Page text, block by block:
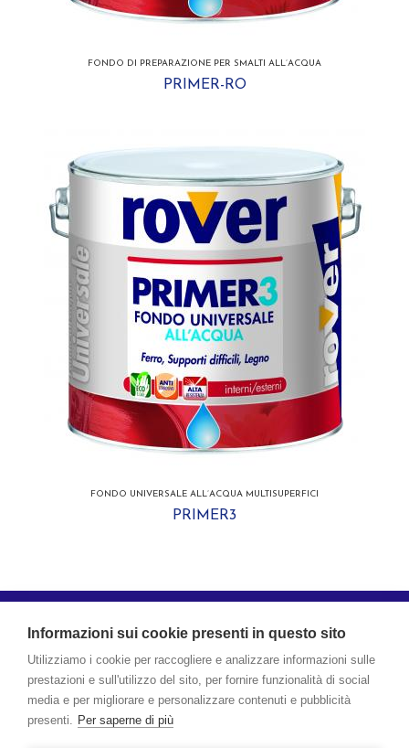
FONDO DI PREPARAZIONE PER SMALTI ALL’ACQUA
PRIMER-RO
FONDO UNIVERSALE ALL’ACQUA MULTISUPERFICI
PRIMER3
19 - 16121 Genova
INDUSTRIAL DO NORTE, S.A.
E-mail:sales.rover@boero.it - P.I. 00267120103
Informazioni sui cookie presenti in questo sito
Utilizziamo i cookie per raccogliere e analizzare informazioni sulle
prestazioni e sull'utilizzo del sito, per fornire funzionalità di social
media e per migliorare e personalizzare contenuti e pubblicità
presenti. Per saperne di più